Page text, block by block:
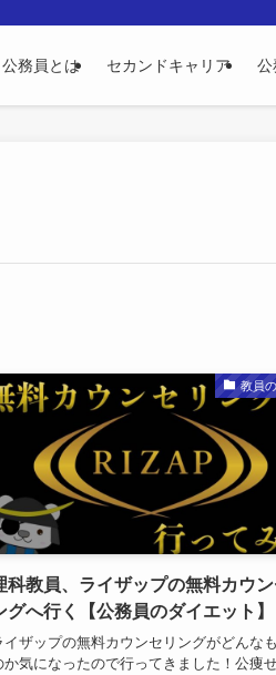
務員とは セカンドキャリア 公
教員
科教員、ライザップの無料カウン
グへ行く【公務員のダイエット】
イザップの無料カウンセリングがどんな
か気になったので行ってきました！公痩